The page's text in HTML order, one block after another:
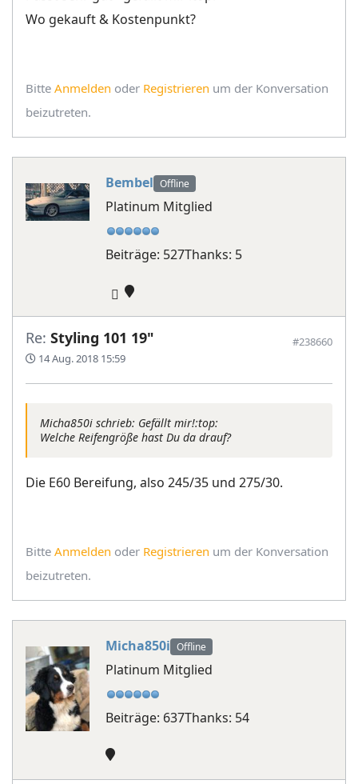
Wo gekauft & Kostenpunkt?
Bitte Anmelden oder Registrieren um der Konversation
beizutreten.
Bembel Offline
Platinum Mitglied
Beiträge: 527Thanks: 5
Re: Styling 101 19"
14 Aug. 2018 15:59
#238660
Micha850i schrieb: Gefällt mir!:top:
Welche Reifengröße hast Du da drauf?
Die E60 Bereifung, also 245/35 und 275/30.
Bitte Anmelden oder Registrieren um der Konversation
beizutreten.
Micha850i Offline
Platinum Mitglied
Beiträge: 637Thanks: 54